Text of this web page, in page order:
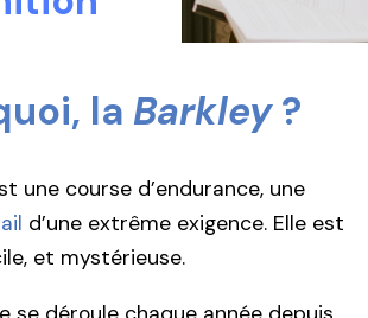
la Barkley?
une course d’endurance, une
d’une extrême exigence. Elle est
et mystérieuse.